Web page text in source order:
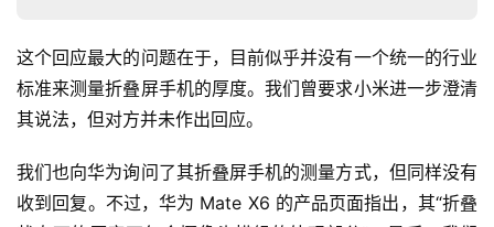
这个回应最大的问题在于，目前似乎并没有一个统一的行业
标准来测量折叠屏手机的厚度。我们曾要求小米进一步澄清
其说法，但对方并未作出回应。
我们也向华为询问了其折叠屏手机的测量方式，但同样没有
收到回复。不过，华为 Mate X6 的产品页面指出，其“折叠